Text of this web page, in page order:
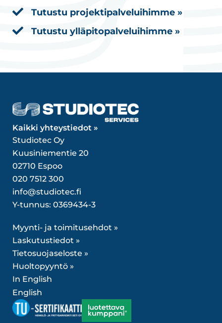
Tutustu projektipalveluihimme »
Tutustu ylläpitopalveluihimme »
Kaikki yhteystiedot »
Studiotec Oy
Kuusiniementie 20
02710 Espoo
020 7512 300
info@studiotec.fi
Y-tunnus: 0369434-3
Myynti- ja toimitusehdot »
Laskutustiedot »
Tietosuojaseloste »
Huoltopyyntö »
In English
English